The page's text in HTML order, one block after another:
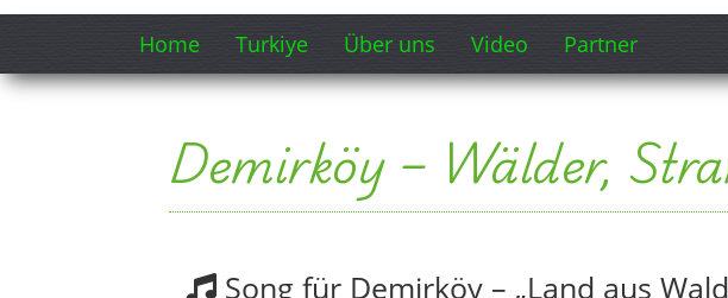
Wälder der Istranca-Berge mit der Schwarzmeerküste bei İğneada.
Version 1 – Hauptsong (5:29 min)
Version 2 – Alternativmix (5:15 min)